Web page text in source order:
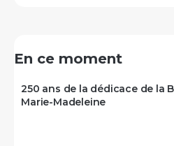
En ce moment
250 ans de la dédicace de la
Marie-Madeleine